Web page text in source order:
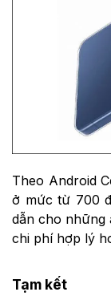
Theo Android
ở mức từ 700
dẫn cho những
chi phí hợp lý
Tạm kết